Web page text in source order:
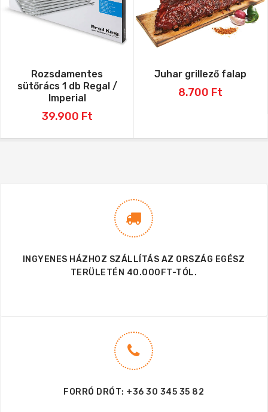
Rozsdamentes
sütőrács 1 db Regal /
Imperial
39.900 Ft
Juhar grillező falap
8.700 Ft
INGYENES HÁZHOZ SZÁLLÍTÁS AZ ORSZÁG EGÉSZ
TERÜLETÉN 40.000FT-TÓL.
FORRÓ DRÓT: +36 30 345 35 82